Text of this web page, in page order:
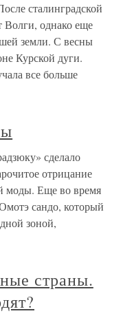
сталинградской
однако еще
земли. С весны
Курской дуги.
все больше
сделало
отрицание
моды. Еще во время
сандо, который
зоной,
страны.